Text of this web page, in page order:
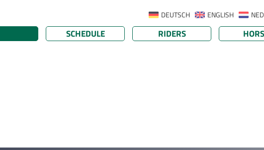
ENGLISH
DEUTSCH
SCHEDULE RIDERS